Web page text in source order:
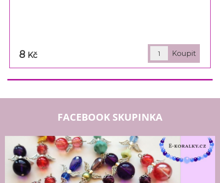
8 Kč
FACEBOOK SKUPINKA